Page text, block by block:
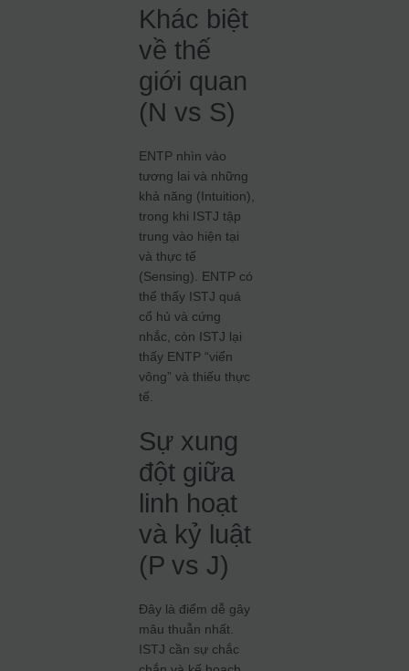
Khác biệt
về thế
giới quan
(N vs S)
ENTP nhìn vào
tương lai và những
khả năng (Intuition),
trong khi ISTJ tập
trung vào hiện tại
và thực tế
(Sensing). ENTP có
thể thấy ISTJ quá
cổ hủ và cứng
nhắc, còn ISTJ lại
thấy ENTP “viển
vông” và thiếu thực
tế.
Sự xung
đột giữa
linh hoạt
và kỷ luật
(P vs J)
Đây là điểm dễ gây
mâu thuẫn nhất.
ISTJ cần sự chắc